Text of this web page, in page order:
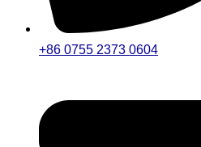
+86 0755 2373 0604